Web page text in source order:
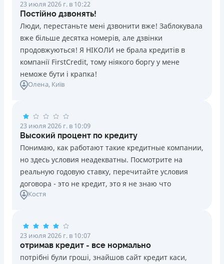
23 июля 2026 г. в 10:22
Постійно дзвонять!
Люди, перестаньте мені дзвонити вже! Заблокувала
вже більше десятка номерів, але дзвінки
продовжуються! Я НІКОЛИ не брала кредитів в
компанії FirstCredit, тому ніякого боргу у мене
неможе бути і крапка!
Олена, Київ
23 июля 2026 г. в 10:09
Высокий процент по кредиту
Понимаю, как работают такие кредитные компании,
но здесь условия неадекватны. Посмотрите на
реальную годовую ставку, перечитайте условия
договора - это не кредит, это я не знаю что
Костя
23 июля 2026 г. в 10:07
отримав кредит - все нормально
потрібні були гроші, знайшов сайт кредит каси,